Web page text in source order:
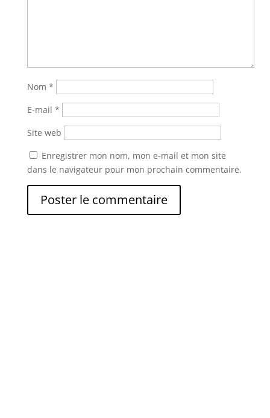
Nom *
E-mail *
Site web
Enregistrer mon nom, mon e-mail et mon site
dans le navigateur pour mon prochain commentaire.